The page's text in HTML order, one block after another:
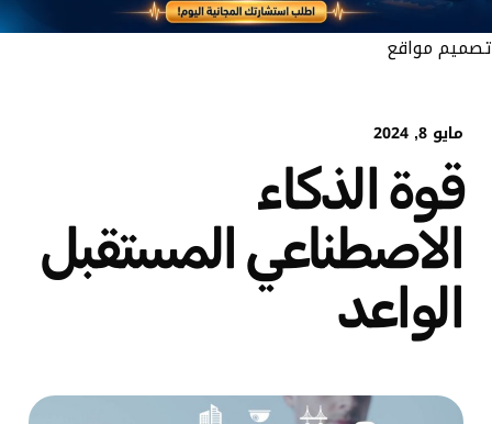
تصميم مواقع
مايو 8, 2024
قوة الذكاء
الاصطناعي المستقبل
الواعد